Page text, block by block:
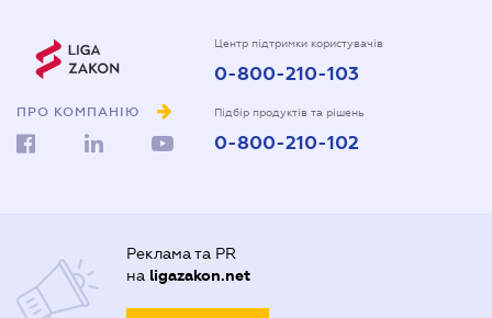
ПРО КОМПАНІЮ
Центр підтримки користувачів
0-800-210-103
Підбір продуктів та рішень
0-800-210-102
Реклама та PR
на ligazakon.net